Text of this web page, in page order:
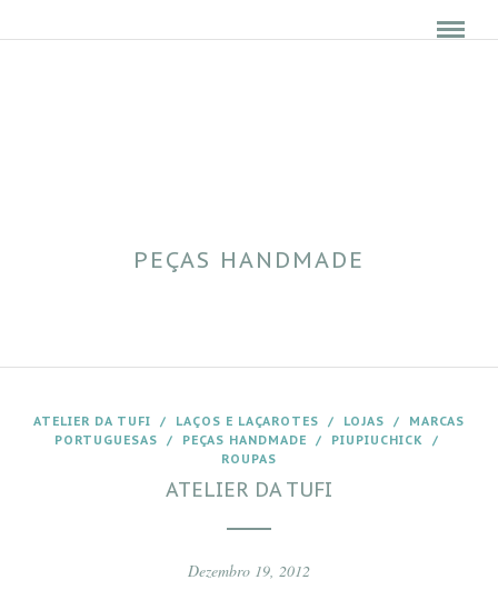
PEÇAS HANDMADE
ATELIER DA TUFI / LAÇOS E LAÇAROTES / LOJAS / MARCAS
PORTUGUESAS / PEÇAS HANDMADE / PIUPIUCHICK /
ROUPAS
ATELIER DA TUFI
Dezembro 19, 2012